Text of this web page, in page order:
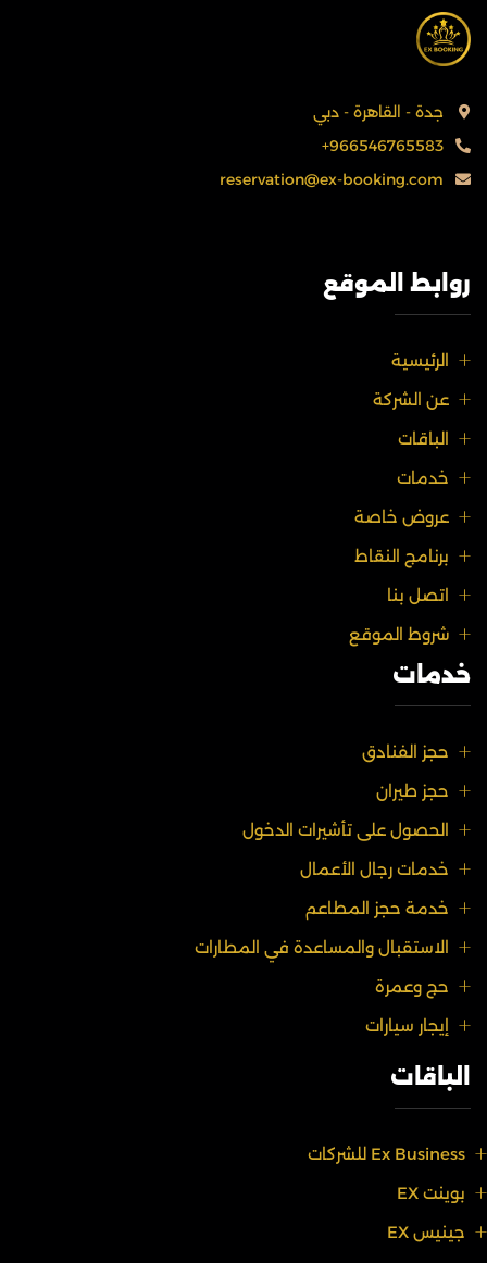
جدة - القاهرة - دبي
+966546765583
reservation@ex-booking.com
روابط الموقع
الرئيسية
عن الشركة
الباقات
خدمات
عروض خاصة
برنامج النقاط
اتصل بنا
شروط الموقع
خدمات
حجز الفنادق
حجز طيران
الحصول على تأشيرات الدخول
خدمات رجال الأعمال
خدمة حجز المطاعم
الاستقبال والمساعدة في المطارات
حج وعمرة
إيجار سيارات
الباقات
Ex Business للشركات
بوينت EX
جينيس EX